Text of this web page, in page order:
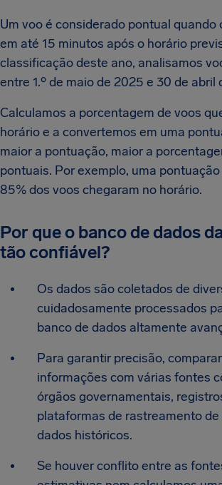
Um voo é considerado pontual quando
em até 15 minutos após o horário
classificação deste ano, analisamos
entre 1.º de maio de 2025 e 30 de abril
Calculamos a porcentagem de voos
horário e a convertemos em uma
maior a pontuação, maior a
pontuais. Por exemplo, uma
85% dos voos chegaram no horário.
Por que o banco de dados
tão confiável?
Os dados são coletados de
cuidadosamente processados
banco de dados altamente
Para garantir precisão,
informações com várias fontes
órgãos governamentais,
plataformas de rastreamento de
dados históricos.
Se houver conflito entre as